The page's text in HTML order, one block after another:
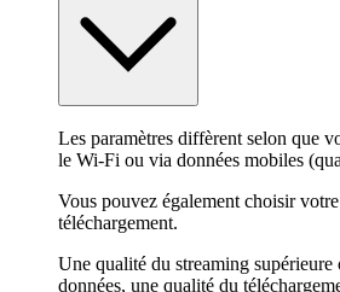
Les paramètres diffèrent selon que
le Wi-Fi ou via données mobiles
Vous pouvez également choisir
téléchargement.
Une qualité du streaming supérieure
données, une qualité du